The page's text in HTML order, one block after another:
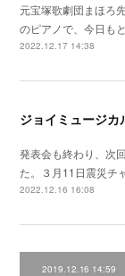
元宝塚歌劇団まほろ
のピアノで、今日も
2022.12.17 14:38
ジョイミュージ
発表会も終わり、次
た。３月11日震災チ
2022.12.16 16:08
2019.12.16 14:59